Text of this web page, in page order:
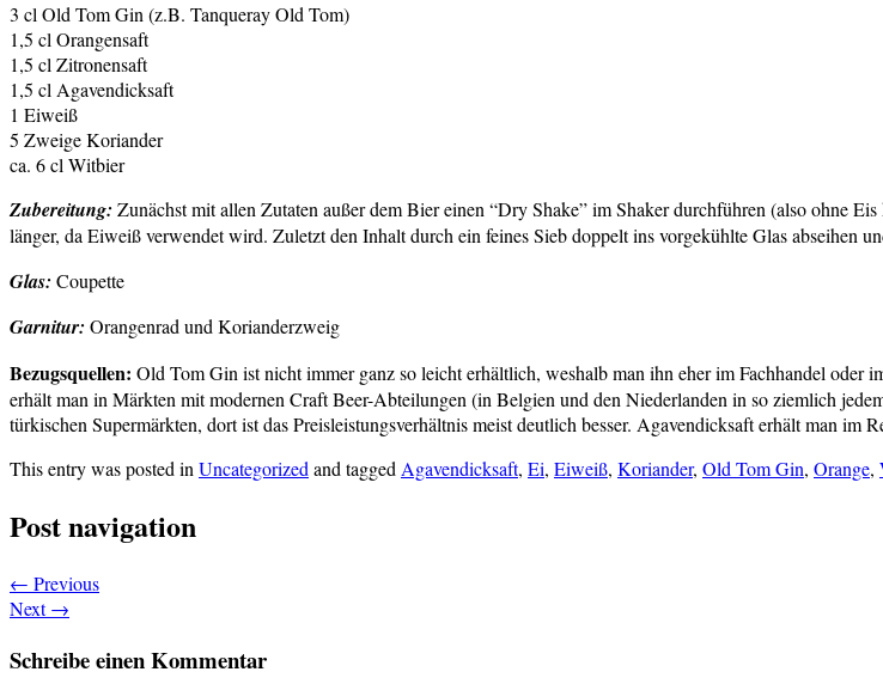
3 cl Old Tom Gin (z.B. Tanqueray Old Tom)
1,5 cl Orangensaft
1,5 cl Zitronensaft
1,5 cl Agavendicksaft
1 Eiweiß
5 Zweige Koriander
ca. 6 cl Witbier
Zubereitung: Zunächst mit allen Zutaten außer dem Bier einen “Dry Shake” im Shaker durchführen (also ohne
länger, da Eiweiß verwendet wird. Zuletzt den Inhalt durch ein feines Sieb doppelt ins vorgekühlte Glas abseihen
Glas: Coupette
Garnitur: Orangenrad und Korianderzweig
Bezugsquellen: Old Tom Gin ist nicht immer ganz so leicht erhältlich, weshalb man ihn eher im Fachhandel
erhält man in Märkten mit modernen Craft Beer-Abteilungen (in Belgien und den Niederlanden in so ziemlich
türkischen Supermärkten, dort ist das Preisleistungsverhältnis meist deutlich besser. Agavendicksaft erhält man im
This entry was posted inUncategorizedand taggedAgavendicksaft, Ei, Eiweiß, Koriander, Old Tom Gin, Orange,
Post navigation
← Previous
Next→
Schreibe einen Kommentar